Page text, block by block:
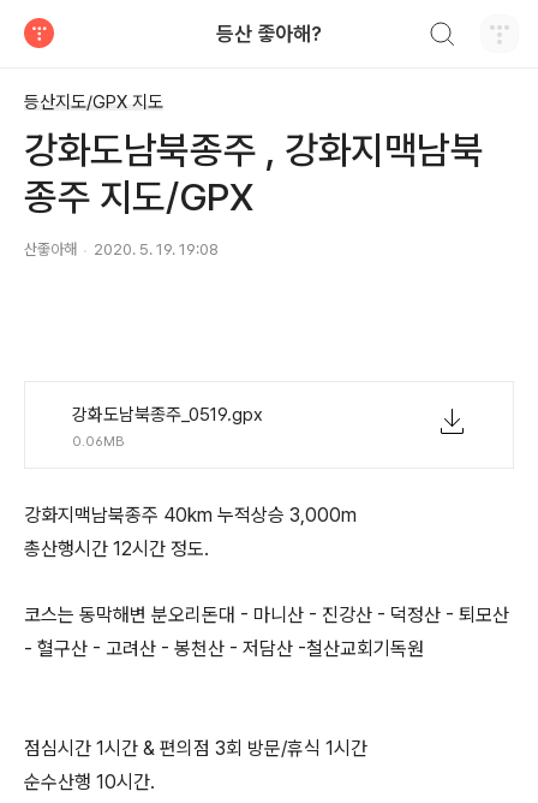
등산 좋아해?
등산지도/GPX 지도
강화도남북종주 , 강화지맥남북
종주 지도/GPX
산좋아해 2020. 5. 19. 19:08
강화도남북종주_0519.gpx
0.06MB
강화지맥남북종주 40km 누적상승 3,000m
총산행시간 12시간 정도.
코스는 동막해변 분오리돈대 - 마니산 - 진강산 - 덕정산 - 퇴모산
- 혈구산 - 고려산 - 봉천산 - 저담산 -철산교회기독원
점심시간 1시간 & 편의점 3회 방문/휴식 1시간
순수산행 10시간.